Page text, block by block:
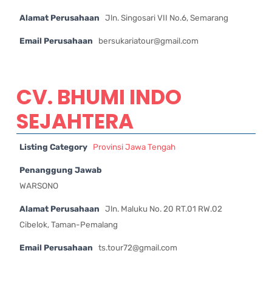
Alamat Perusahaan Jln. Singosari VII No.6, Semarang
Email Perusahaan bersukariatour@gmail.com
CV. BHUMI INDO
SEJAHTERA
Listing Category Provinsi Jawa Tengah
Penanggung Jawab
WARSONO
Alamat Perusahaan
Jln. Maluku No. 20 RT.01 RW.02
Cibelok, Taman-Pemalang
Email Perusahaan ts.tour72@gmail.com